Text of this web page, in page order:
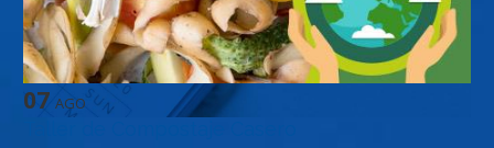
07 AGO